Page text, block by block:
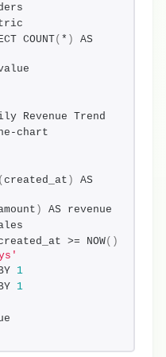
COUNT( * )
AS
Revenue Trend
chart
( created_at )
AS
)
AS revenue
>= NOW
( )
1
1